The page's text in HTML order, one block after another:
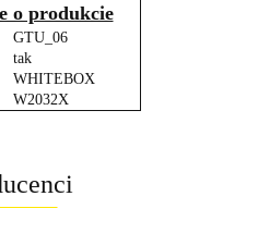
o produkcie
GTU_06
tak
WHITEBOX
W2032X